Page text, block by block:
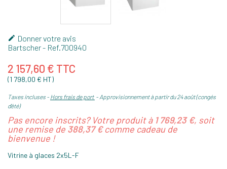
 Donner votre avis
Bartscher- Ref.700940
2 157,60 € TTC
(1 798,00 € HT)
Taxes incluses Hors frais de port
Approvisionnement à partir du 24 août (congés
d'été)
Pas encore inscrits? Votre produit à 1 769,23 €, soit
une remise de 388,37 €comme cadeau de
bienvenue !
Vitrine à glaces 2x5L-F